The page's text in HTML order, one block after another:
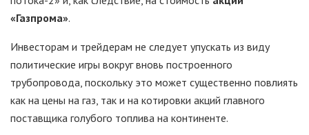
«Газпрома».
Инвесторам и трейдерам не следует упускать из виду
политические игры вокруг вновь построенного
трубопровода, поскольку это может существенно повлиять
как на цены на газ, так и на котировки акций главного
поставщика голубого топлива на континенте.